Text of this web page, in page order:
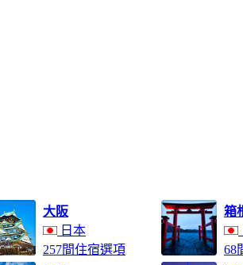
大阪
日本
257間住宿選項
箱
68